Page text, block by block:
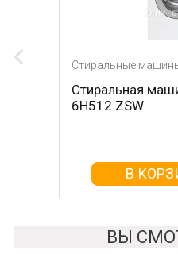
Стиральные
Стиральная
6H512 ZSW
В
Стиральные
Стиральная
F4J6VN0W
В
ВЫ